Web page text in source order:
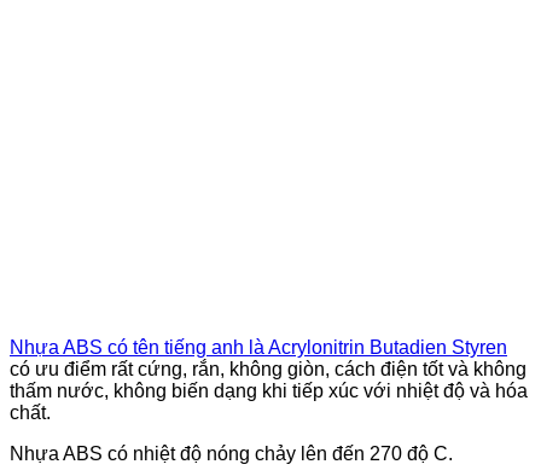
Nhựa ABS có tên tiếng anh là Acrylonitrin Butadien Styren
có ưu điểm rất cứng, rắn, không giòn, cách điện tốt và không
thấm nước, không biến dạng khi tiếp xúc với nhiệt độ và hóa
chất.
Nhựa ABS có nhiệt độ nóng chảy lên đến 270 độ C.